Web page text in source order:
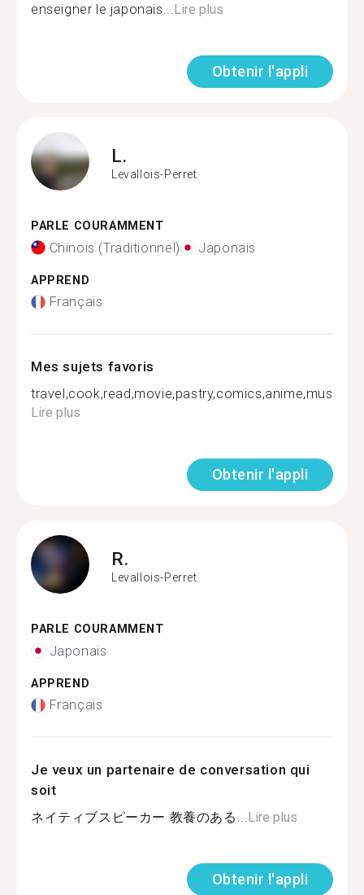
enseigner le japonais...Lire plus
Obtenir l'appli
L.
Levallois-Perret
PARLE COURAMMENT
Chinois (Traditionnel) Japonais
APPREND
Français
Mes sujets favoris
travel,cook,read,movie,pastry,comics,anime,musi...
Lire plus
Obtenir l'appli
R.
Levallois-Perret
PARLE COURAMMENT
Japonais
APPREND
Français
Je veux un partenaire de conversation qui
soit
ネイティブスピーカー 教養のある...Lire plus
Obtenir l'appli